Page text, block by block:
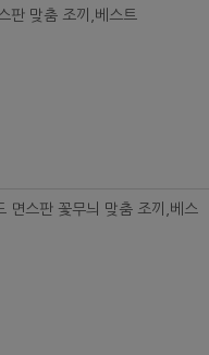
판 맞춤 조끼,베스트
면스판 꽃무늬 맞춤 조끼,베스